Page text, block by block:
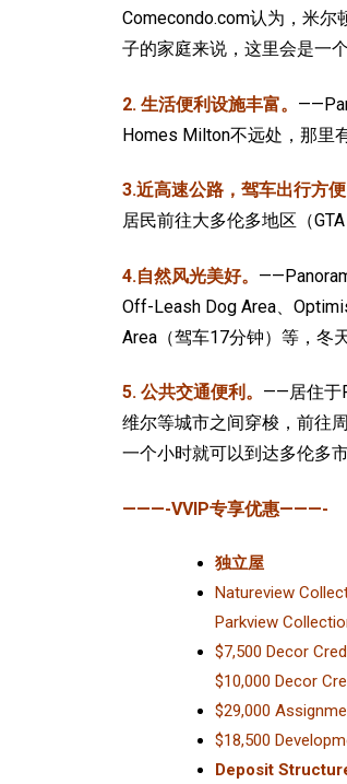
Comecondo.com认为，米
子的家庭来说，这里会是一
2. 生活便利设施丰富。
Homes Milton不远处，那里
3.近高速公路，驾车出行方便
居民前往大多伦多地区（
4.自然风光美好。
Off-Leash Dog Area、
Area（驾车17分钟）等，冬
5. 公共交通便利。 ——居住于
维尔等城市之间穿梭，前往
一个小时就可以到达多伦多
———-VVIP专享优惠———-
独立屋
Natureview
Parkview
$7,500 Decor
$10,000 Decor
$29,000
$18,500
Deposit